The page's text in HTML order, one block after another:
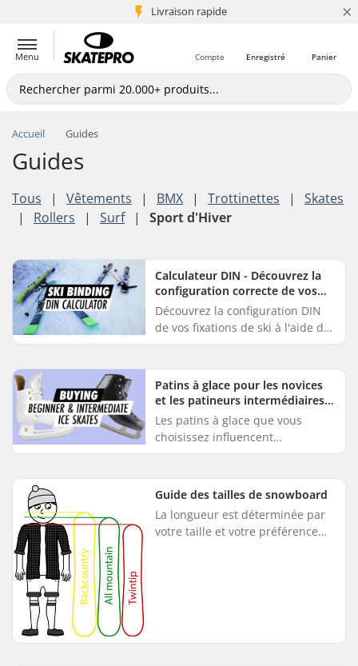
Livraison rapide
+5 mio de clients ×
Menu Panier
Enregistré
Compte
Accueil Guides
Guides
Tous | Vêtements | BMX | Trottinettes |
Skates
|
Rollers | Surf | Sport d'Hiver
Calculateur DIN - Découvrez la
configuration correcte de vos
fixations de ski
Découvrez la configuration DIN
de vos fixations de ski à l'aide de
notre calculateur. Indiquez votre
votre niveau de c...
Patins à glace pour les novices
et les patineurs intermédiaires :
Conseils d'achat
Les patins à glace que vous
choisissez influencent
grandement le temps que vous
achetiez votre première paire en
tant qu...
Guide des tailles de snowboard
La longueur est déterminée par
votre taille et votre préférence